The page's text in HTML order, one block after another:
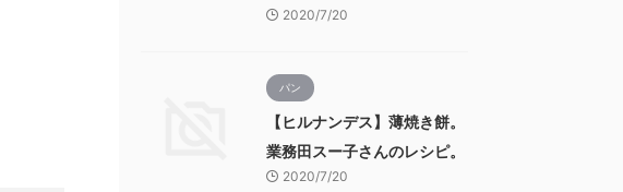
2020/7/20
パン
【ヒルナンデス】薄焼き餅。
業務田スー子さんのレシピ。
2020/7/20